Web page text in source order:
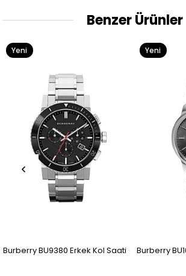
Benzer Ürünler
Kol Saati Burberry BU10005 Erkek Kol Saati